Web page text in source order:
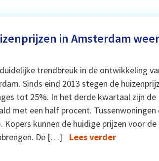
in Amsterdam weer
trendbreuk in de ontwikkeling
Sinds eind 2013 stegen de
tot 25%. In het derde kwartaal zijn de
met een half procent. Tussenwoningen
Kopers kunnen de huidige prijzen voor de
De […]
Lees verder